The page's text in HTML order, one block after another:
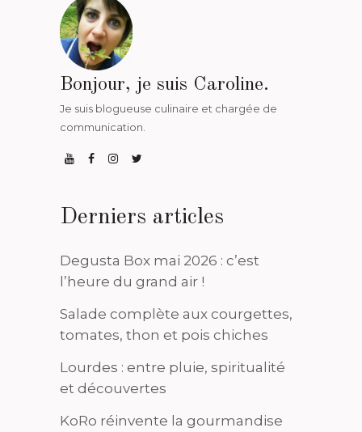
Bonjour, je suis Caroline.
Je suis blogueuse culinaire et chargée de
communication.
Derniers articles
Degusta Box mai 2026 : c’est
l’heure du grand air !
Salade complète aux courgettes,
tomates, thon et pois chiches
Lourdes : entre pluie, spiritualité
et découvertes
KoRo réinvente la gourmandise